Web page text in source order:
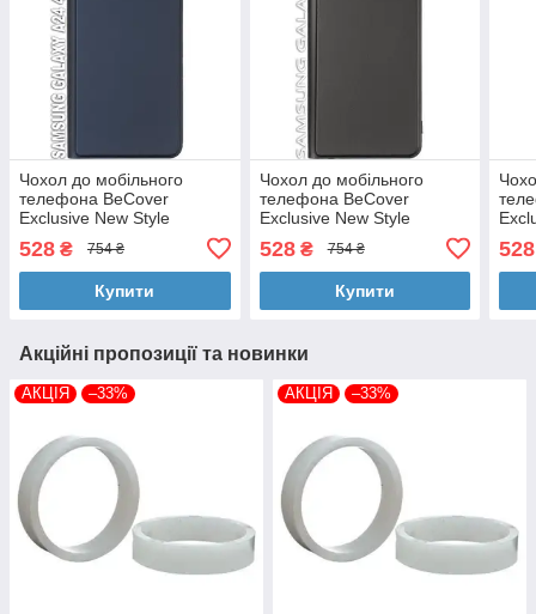
Чохол до мобільного
телефона BeCover
Exclusive New Style
Samsung Galaxy A24 4G
SM-A245 Blue (709781)
528 ₴ 754 ₴
Купити
Чохол до мобільного
телефона BeCover
Exclusive New Style
Samsung Galaxy A06 SM-
A065 Black (712683)
528₴ 754 ₴
Купити
528
Акційні пропозиції та новинки
АКЦІЯ –33% АКЦІЯ –33%